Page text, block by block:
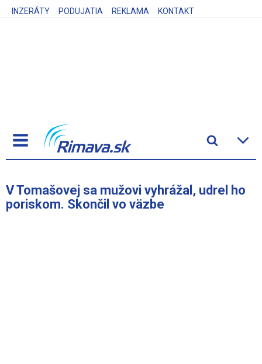
INZERÁTY PODUJATIA REKLAMA KONTAKT
V Tomašovej sa mužovi vyhrážal, udrel ho
poriskom. Skončil vo väzbe